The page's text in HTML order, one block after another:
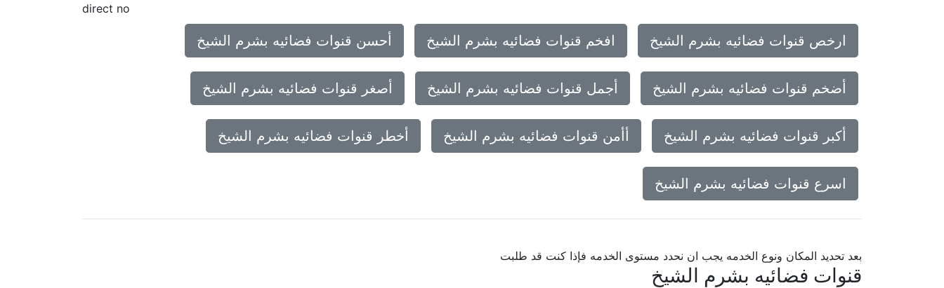
direct no
ارخص قنوات فضائيه بشرم الشيخ افخم قنوات فضائيه بشرم الشيخ أحسن قنوات فضائيه بشرم الشيخ
أضخم قنوات فضائيه بشرم الشيخ أجمل قنوات فضائيه بشرم الشيخ أصغر قنوات فضائيه بشرم الشيخ
أكبر قنوات فضائيه بشرم الشيخ أأمن قنوات فضائيه بشرم الشيخ أخطر قنوات فضائيه بشرم الشيخ
اسرع قنوات فضائيه بشرم الشيخ
بعد تحديد المكان ونوع الخدمه يجب ان نحدد مستوى الخدمه فإذا كنت قد طلبت
قنوات فضائيه بشرم الشيخ